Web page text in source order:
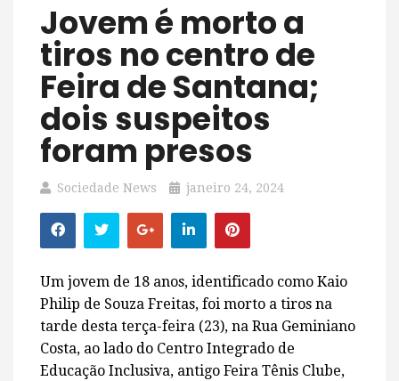
Jovem é morto a
tiros no centro de
Feira de Santana;
dois suspeitos
foram presos
Sociedade News janeiro 24, 2024
Um jovem de 18 anos, identificado como Kaio
Philip de Souza Freitas, foi morto a tiros na
tarde desta terça-feira (23), na Rua Geminiano
Costa, ao lado do Centro Integrado de
Educação Inclusiva, antigo Feira Tênis Clube,